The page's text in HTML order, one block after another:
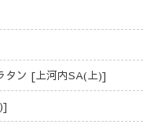
タン [上河内SA(上)]